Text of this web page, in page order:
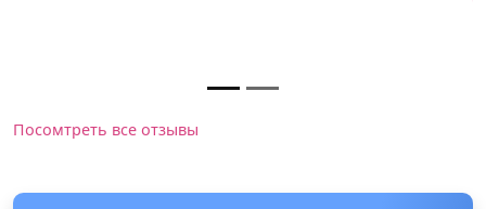
Посомтреть все отзывы